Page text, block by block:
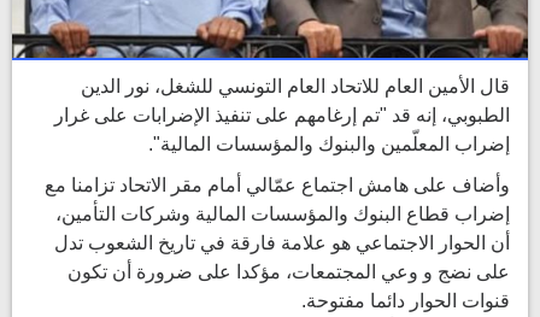
قال الأمين العام للاتحاد العام التونسي للشغل، نور الدين
الطبوبي، إنه قد "تم إرغامهم على تنفيذ الإضرابات على غرار
إضراب المعلّمين والبنوك والمؤسسات المالية".
وأضاف على هامش اجتماع عمّالي أمام مقر الاتحاد تزامنا مع
إضراب قطاع البنوك والمؤسسات المالية وشركات التأمين،
أن الحوار الاجتماعي هو علامة فارقة في تاريخ الشعوب تدل
على نضج و وعي المجتمعات، مؤكدا على ضرورة أن تكون
قنوات الحوار دائما مفتوحة.